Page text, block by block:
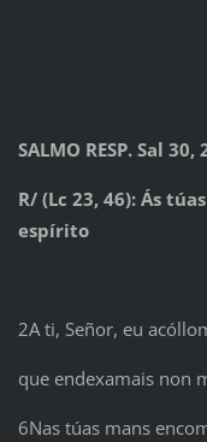
SALMO RESP. Sal
R/ (Lc 23, 46): Ás
espírito
2A ti, Señor, eu
que endexamais non
6Nas túas mans